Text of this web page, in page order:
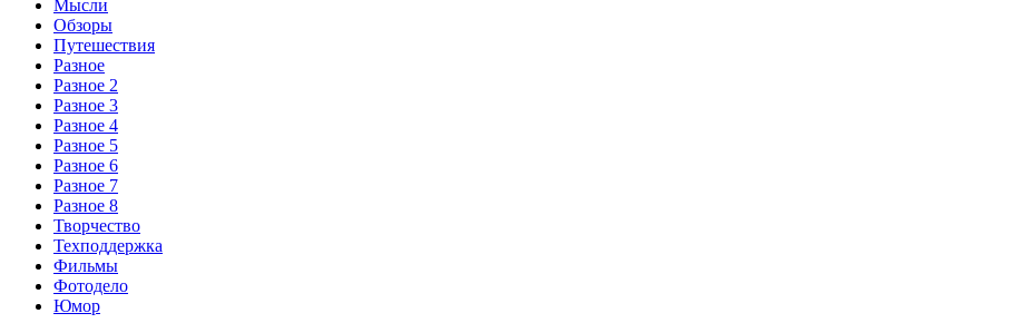
Мысли
Обзоры
Путешествия
Разное
Разное 2
Разное 3
Разное 4
Разное 5
Разное 6
Разное 7
Разное 8
Творчество
Техподдержка
Фильмы
Фотодело
Юмор